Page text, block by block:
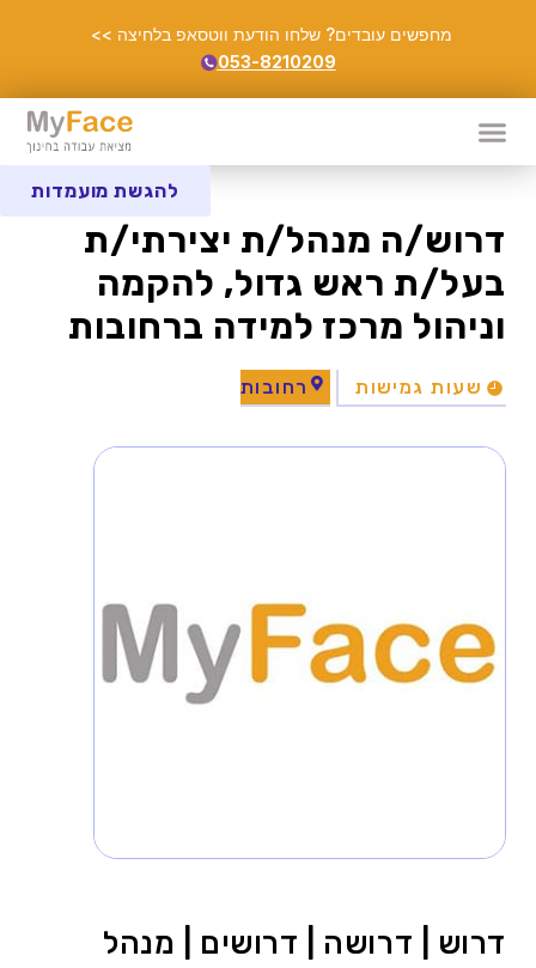
מחפשים עובדים? שלחו הודעת ווטסאפ בלחיצה >>
053-8210209
דרוש/ה מנהל/ת יצירתי/ת
בעל/ת ראש גדול, להקמה
וניהול מרכז למידה ברחובות
שעות גמישות רחובות
להגשת מועמדות
דרוש | דרושה | דרושים | מנהל